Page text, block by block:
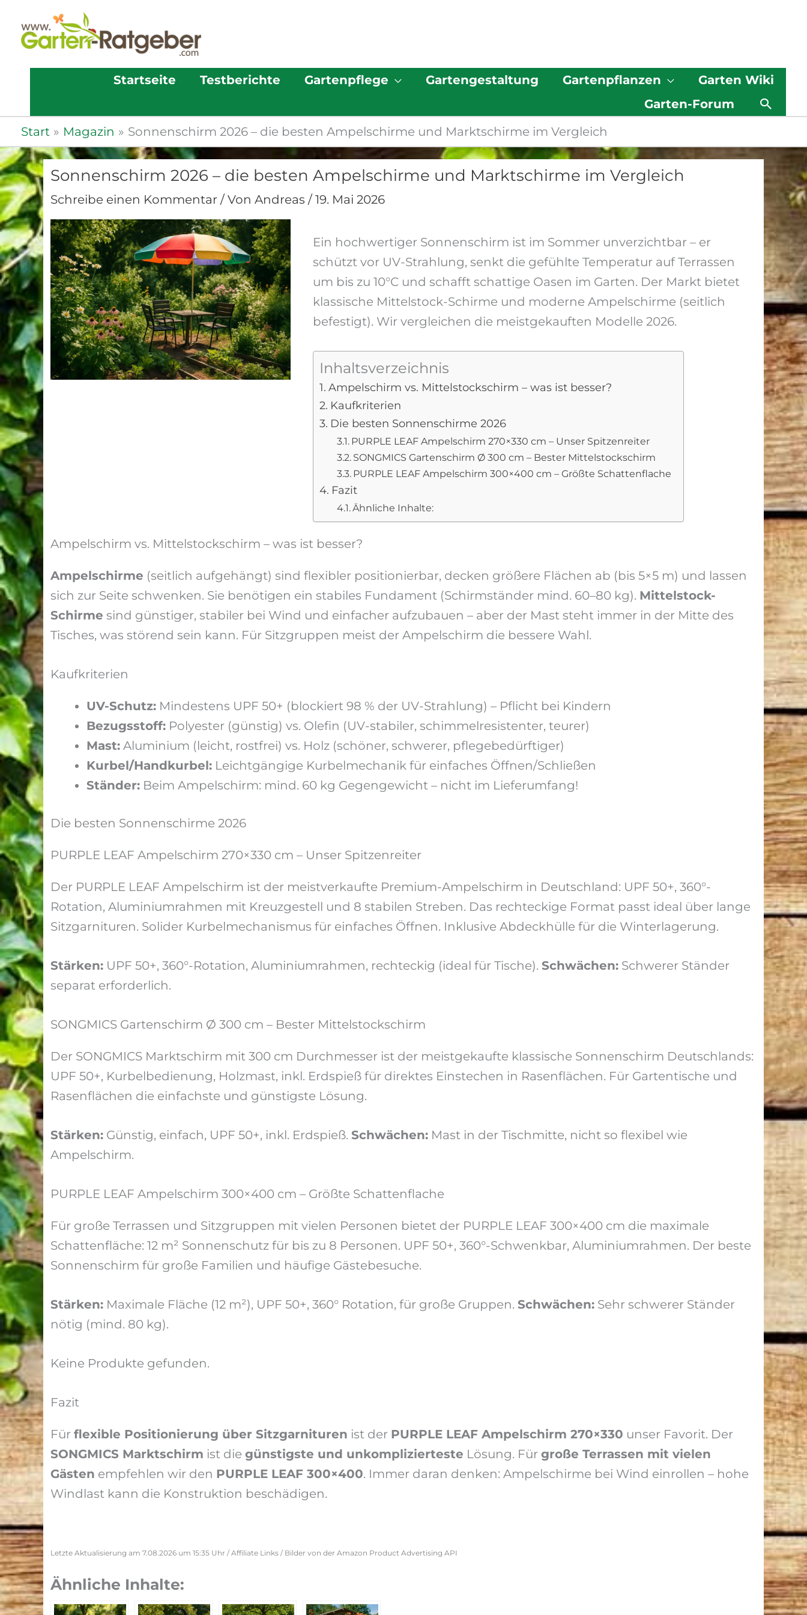
Startseite Testberichte Gartenpflege Gartengestaltung Gartenpflanzen
Garten Wiki
Garten-Forum
Start Magazin Sonnenschirm 2026 – die besten Ampelschirme und Marktschirme im Vergleich
Sonnenschirm 2026 – die besten Ampelschirme und Marktschirme im Vergleich
Schreibe einen Kommentar / Von Andreas / 19. Mai 2026
Ein hochwertiger Sonnenschirm ist im Sommer unverzichtbar – er
schützt vor UV-Strahlung, senkt die gefühlte Temperatur auf Terrassen
um bis zu 10°C und schafft schattige Oasen im Garten. Der Markt bietet
klassische Mittelstock-Schirme und moderne Ampelschirme (seitlich
befestigt). Wir vergleichen die meistgekauften Modelle 2026.
Inhaltsverzeichnis
Ampelschirm vs. Mittelstockschirm – was ist besser?
Kaufkriterien
Die besten Sonnenschirme 2026
PURPLE LEAF Ampelschirm 270×330 cm – Unser Spitzenreiter
SONGMICS Gartenschirm Ø 300 cm – Bester Mittelstockschirm
PURPLE LEAF Ampelschirm 300×400 cm – Größte Schattenflache
Fazit
Ähnliche Inhalte:
Ampelschirm vs. Mittelstockschirm – was ist besser?
Ampelschirme (seitlich aufgehängt) sind flexibler positionierbar, decken größere Flächen ab (bis 5×5 m) und lassen
sich zur Seite schwenken. Sie benötigen ein stabiles Fundament (Schirmständer mind. 60–80 kg). Mittelstock-
Schirme sind günstiger, stabiler bei Wind und einfacher aufzubauen – aber der Mast steht immer in der Mitte des
Tisches, was störend sein kann. Für Sitzgruppen meist der Ampelschirm die bessere Wahl.
Kaufkriterien
UV-Schutz: Mindestens UPF 50+ (blockiert 98 % der UV-Strahlung) – Pflicht bei Kindern
Bezugsstoff: Polyester (günstig) vs. Olefin (UV-stabiler, schimmelresistenter, teurer)
Mast: Aluminium (leicht, rostfrei) vs. Holz (schöner, schwerer, pflegebedürftiger)
Kurbel/Handkurbel: Leichtgängige Kurbelmechanik für einfaches Öffnen/Schließen
Ständer: Beim Ampelschirm: mind. 60 kg Gegengewicht – nicht im Lieferumfang!
Die besten Sonnenschirme 2026
PURPLE LEAF Ampelschirm 270×330 cm – Unser Spitzenreiter
Der PURPLE LEAF Ampelschirm ist der meistverkaufte Premium-Ampelschirm in Deutschland: UPF 50+, 360°-
Rotation, Aluminiumrahmen mit Kreuzgestell und 8 stabilen Streben. Das rechteckige Format passt ideal über lange
Sitzgarnituren. Solider Kurbelmechanismus für einfaches Öffnen. Inklusive Abdeckhülle für die Winterlagerung.
Stärken: UPF 50+, 360°-Rotation, Aluminiumrahmen, rechteckig (ideal für Tische). Schwächen: Schwerer Ständer
separat erforderlich.
SONGMICS Gartenschirm Ø 300 cm – Bester Mittelstockschirm
Der SONGMICS Marktschirm mit 300 cm Durchmesser ist der meistgekaufte klassische Sonnenschirm Deutschlands:
UPF 50+, Kurbelbedienung, Holzmast, inkl. Erdspieß für direktes Einstechen in Rasenflächen. Für Gartentische und
Rasenflächen die einfachste und günstigste Lösung.
Stärken: Günstig, einfach, UPF 50+, inkl. Erdspieß. Schwächen: Mast in der Tischmitte, nicht so flexibel wie
Ampelschirm.
PURPLE LEAF Ampelschirm 300×400 cm – Größte Schattenflache
Für große Terrassen und Sitzgruppen mit vielen Personen bietet der PURPLE LEAF 300×400 cm die maximale
Schattenfläche: 12 m² Sonnenschutz für bis zu 8 Personen. UPF 50+, 360°-Schwenkbar, Aluminiumrahmen. Der beste
Sonnenschirm für große Familien und häufige Gästebesuche.
Stärken: Maximale Fläche (12 m²), UPF 50+, 360° Rotation, für große Gruppen. Schwächen: Sehr schwerer Ständer
nötig (mind. 80 kg).
Keine Produkte gefunden.
Fazit
Für flexible Positionierung über Sitzgarnituren ist der PURPLE LEAF Ampelschirm 270×330 unser Favorit. Der
SONGMICS Marktschirm ist die günstigste und unkomplizierteste Lösung. Für große Terrassen mit vielen
Gästen empfehlen wir den PURPLE LEAF 300×400. Immer daran denken: Ampelschirme bei Wind einrollen – hohe
Windlast kann die Konstruktion beschädigen.
Letzte Aktualisierung am 7.08.2026 um 15:35 Uhr / Affiliate Links / Bilder von der Amazon Product Advertising API
Ähnliche Inhalte: